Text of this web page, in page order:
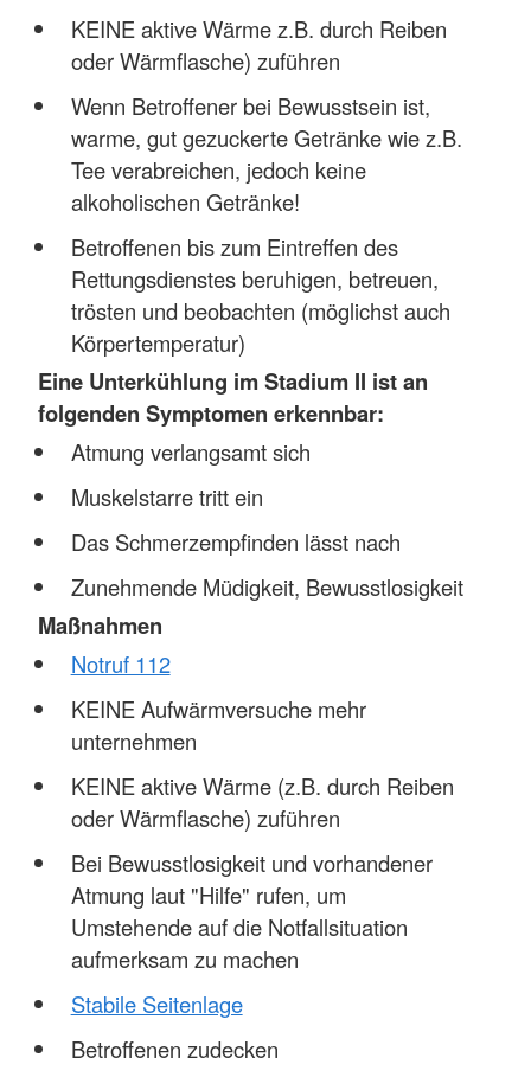
KEINE aktive Wärme z.B. durch Reiben
oder Wärmflasche) zuführen
Wenn Betroffener bei Bewusstsein ist,
warme, gut gezuckerte Getränke wie z.B.
Tee verabreichen, jedoch keine
alkoholischen Getränke!
Betroffenen bis zum Eintreffen des
Rettungsdienstes beruhigen, betreuen,
trösten und beobachten (möglichst auch
Körpertemperatur)
Eine Unterkühlung im Stadium II ist an
folgenden Symptomen erkennbar:
Atmung verlangsamt sich
Muskelstarre tritt ein
Das Schmerzempfinden lässt nach
Zunehmende Müdigkeit, Bewusstlosigkeit
Maßnahmen
Notruf 112
KEINE Aufwärmversuche mehr
unternehmen
KEINE aktive Wärme (z.B. durch Reiben
oder Wärmflasche) zuführen
Bei Bewusstlosigkeit und vorhandener
Atmung laut "Hilfe" rufen, um
Umstehende auf die Notfallsituation
aufmerksam zu machen
Stabile Seitenlage
Betroffenen zudecken